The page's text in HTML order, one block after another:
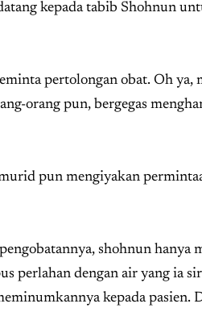
kepada tabib Shohnun
pertolongan obat. Oh ya,
orang pun, bergegas
pun mengiyakan
shohnun
kepada pasien.